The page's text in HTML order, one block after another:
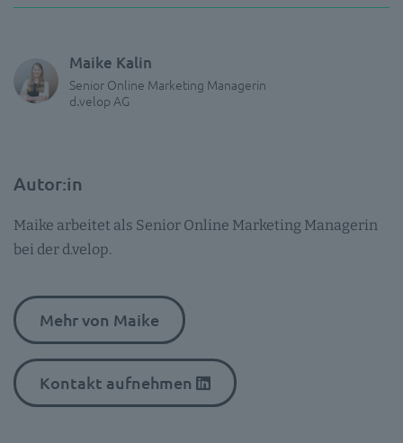
Autor:in
Maike arbeitet als Senior Online Marketing Managerin
bei der d.velop.
Mehr von Maike
Kontakt aufnehmen
Maike Kalin
Senior Online Marketing Managerin
d.velop AG